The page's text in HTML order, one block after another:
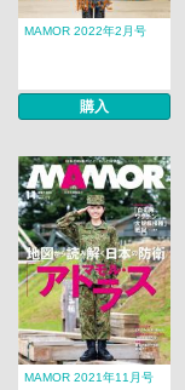
MAMOR 2022年2月号
購入
MAMOR 2021年11月号